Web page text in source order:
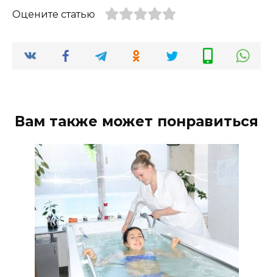
Оцените статью
Вам также может понравиться